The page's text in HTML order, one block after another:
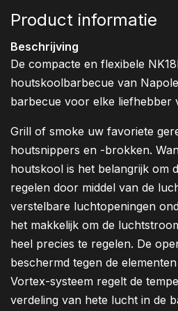
Product informatie
Beschrijving
De compacte en flexibele
houtskoolbarbecue van
barbecue voor elke liefhebber
Grill of smoke uw favoriete
houtsnippers en -brokken.
houtskool is het belangrijk om
regelen door middel van de
verstelbare luchtopeningen
het makkelijk om de
heel precies te regelen. De
beschermd tegen de
Vortex-systeem regelt de
verdeling van hete lucht in de